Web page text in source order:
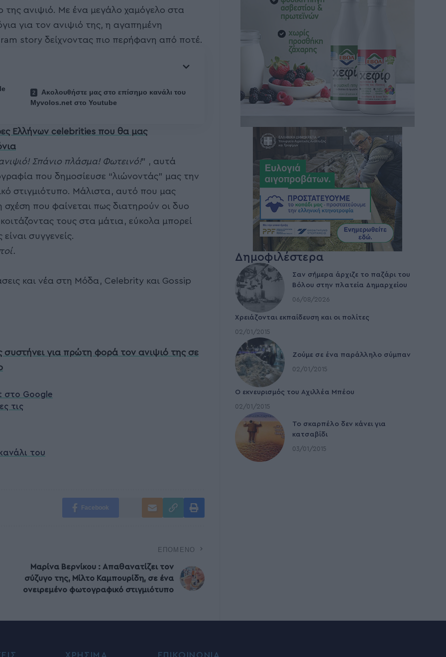
ανιψιό. Με ένα μεγάλο χαμόγελο στα
για τον ανιψιό της, η αγαπημένη
story δείχνοντας πιο περήφανη από ποτέ.
Ακολουθήστε μας στο επίσημο κανάλι του
Myvolos.net στο Youtube
Ελλήνων celebrities που θα μας
Σπάνιο πλάσμα! Φωτεινό!” , αυτά
που δημοσίευσε “λιώνοντάς” μας την
στιγμιότυπο. Μάλιστα, αυτό που μας
που φαίνεται πως διατηρούν οι δυο
τους στα μάτια, εύκολα μπορεί
συγγενείς.
και νέα στη Μόδα, Celebrity και Gossip
για πρώτη φορά τον ανιψιό της σε
στο Google
τις
του
Facebook
ΕΠΌΜΕΝΟ
Μαρίνα Βερνίκου : Απαθανατίζει τον
σύζυγο της, Μίλτο Καμπουρίδη, σε ένα
ονειρεμένο φωτογραφικό στιγμιότυπο
Δημοφιλέστερα
Σαν σήμερα άρχιζε το παζάρι του
Βόλου στην πλατεία Δημαρχείου
06/08/2026
Χρειάζονται εκπαίδευση και οι πολίτες
02/01/2015
Ζούμε σε ένα παράλληλο σύμπαν
02/01/2015
Ο εκνευρισμός του Αχιλλέα Μπέου
02/01/2015
To σκαρπέλο δεν κάνει για
κατσαβίδι
03/01/2015
ΧΡΗΣΙΜΑ ΕΠΙΚΟΙΝΩΝΙΑ